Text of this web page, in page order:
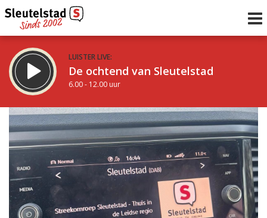
LUISTER LIVE:
De ochtend van Sleutelstad
6.00 - 12.00 uur
STRAKS:
De middag van Sleutelstad
12.00 - 17.00 uur
Vorig uur
uur 1 van 0 Volgend uur